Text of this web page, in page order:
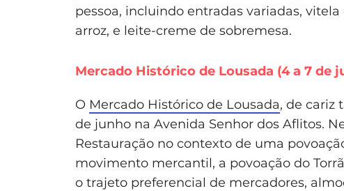
pessoa, incluindo entradas variadas,
arroz, e leite-creme de sobremesa.
Mercado Histórico de Lousada (4 a 7 de
O Mercado Histórico de Lousada, de cariz
de junho na Avenida Senhor dos Aflitos.
Restauração no contexto de uma
movimento mercantil, a povoação do
o trajeto preferencial de mercadores,